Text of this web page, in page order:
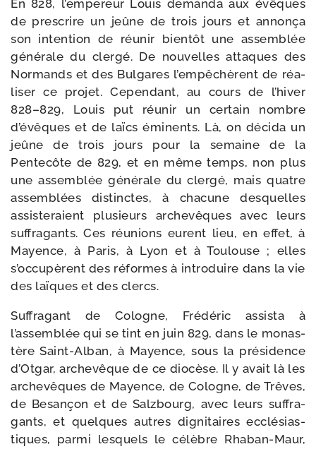
En 828, l’empereur Louis deman­da aux évêques
de pres­crire un jeûne de trois jours et annon­ça
son inten­tion de réunir bien­tôt une assem­blée
géné­rale du cler­gé. De nou­velles attaques des
Nor­mands et des Bulgares l’empêchèrent de réa­
li­ser ce pro­jet. Cepen­dant, au cours de l’hiver
828–829, Louis put réunir un cer­tain nombre
d’évêques et de laïcs émi­nents. Là, on déci­da un
jeûne de trois jours pour la semaine de la
Pentecôte de 829, et en même temps, non plus
une assem­blée géné­rale du cler­gé, mais quatre
assem­blées dis­tinctes, à cha­cune des­quelles
assis­te­raient plu­sieurs arche­vêques avec leurs
suf­fra­gants. Ces réunions eurent lieu, en effet, à
Mayence, à Paris, à Lyon et à Toulouse ; elles
s’occupèrent des réformes à intro­duire dans la vie
des laïques et des clercs.
Suffragant de Cologne, Frédéric assis­ta à
l’assemblée qui se tint en juin 829, dans le monas­
tère Saint-​Alban, à Mayence, sous la pré­si­dence
d’Otgar, arche­vêque de ce dio­cèse. Il y avait là les
arche­vêques de Mayence, de Cologne, de Trêves,
de Besançon et de Salzbourg, avec leurs suf­fra­
gants, et quelques autres digni­taires ecclé­sias­
tiques, par­mi les­quels le célèbre Rhaban-​Maur,